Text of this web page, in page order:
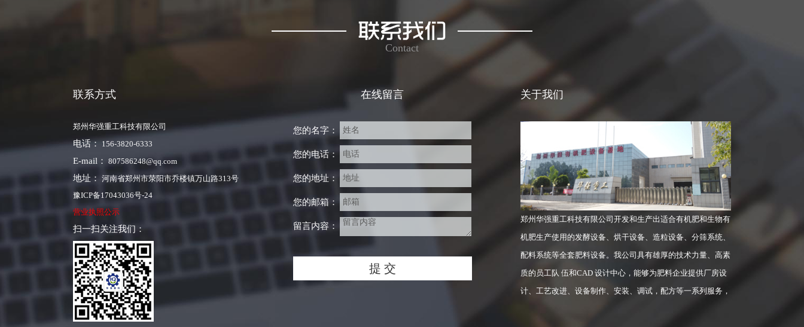
Contact
联系方式
郑州华强重工科技有限公司
电话： 156-3820-6333
E-mail： 807586248@qq.com
地址： 河南省郑州市荥阳市乔楼镇万山路313号
豫ICP备17043036号-24
营业执照公示
扫一扫关注我们：
在线留言
您的名字：
您的电话：
您的地址：
您的邮箱：
留言内容：
关于我们
郑州华强重工科技有限公司开发和生产出适合有机肥和生物有
机肥生产使用的发酵设备、烘干设备、造粒设备、分筛系统、
配料系统等全套肥料设备。我公司具有雄厚的技术力量、高素
质的员工队 伍和CAD 设计中心，能够为肥料企业提供厂房设
计、工艺改进、设备制作、安装、调试，配方等一系列服务，